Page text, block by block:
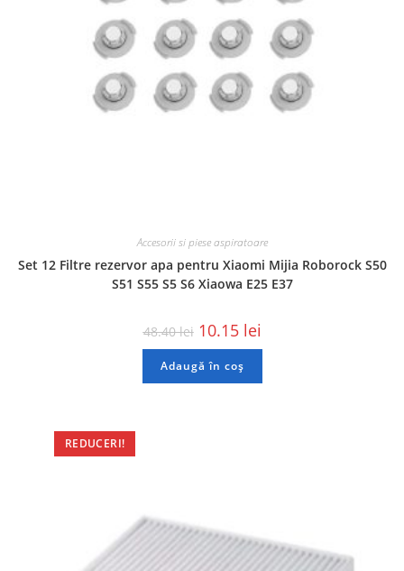
Accesorii si piese aspiratoare
Set 12 Filtre rezervor apa pentru Xiaomi Mijia Roborock S50
S51 S55 S5 S6 Xiaowa E25 E37
48.40lei 10.15 lei
Adaugă în coș
REDUCERI!